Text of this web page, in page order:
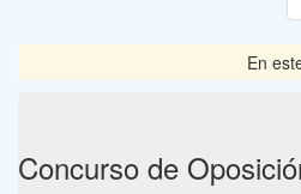
En
Concurso de